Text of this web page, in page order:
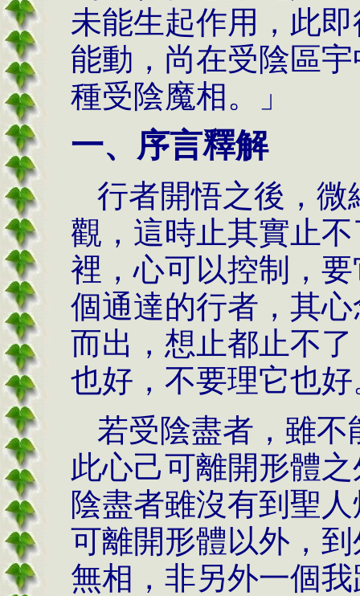
未能生起作用，此
能動，尚在受陰區
種受陰魔相。」
一、序言釋解
行者開悟之後，
觀，這時止其實止
裡，心可以控制，
個通達的行者，其
而出，想止都止不
也好，不要理它也好
若受陰盡者，雖
此心己可離開形體
陰盡者雖沒有到聖
可離開形體以外，
無相，非另外一個